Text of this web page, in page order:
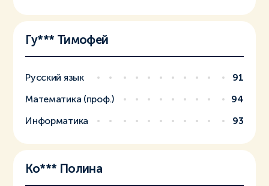
Гу*** Тимофей
Русский язык 91
Математика (проф.) 94
Информатика 93
Ко*** Полина